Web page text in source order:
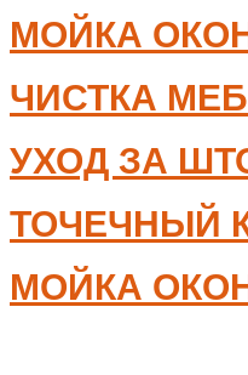
МОЙКА
ЧИСТКА
УХОД ЗА
ТОЧЕЧНЫЙ
МОЙКА